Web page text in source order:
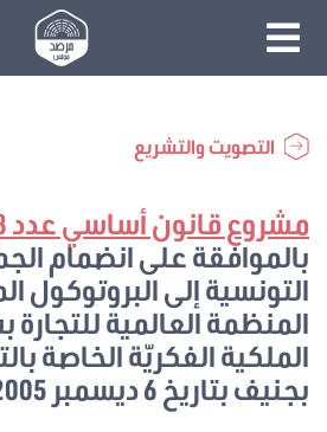
التصويت والتشريع
مشروع قانون أساسي عدد 2021/038
بالموافقة على انضمام
التونسية إلى البروتوكول
المنظمة العالمية
الملكية الفكريّة الخاصة
بجنيف بتاريخ 6 ديسمبر 2005